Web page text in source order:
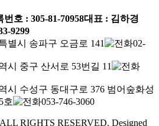
번호 : 305-81-70958대표 : 김하경
9299
별시 송파구 오금로 141
02-
시 중구 산서로 53번길 11
시 수성구 동대구로 376 범어숲화성
호
053-746-3060
RIGHTS RESERVED. Designed